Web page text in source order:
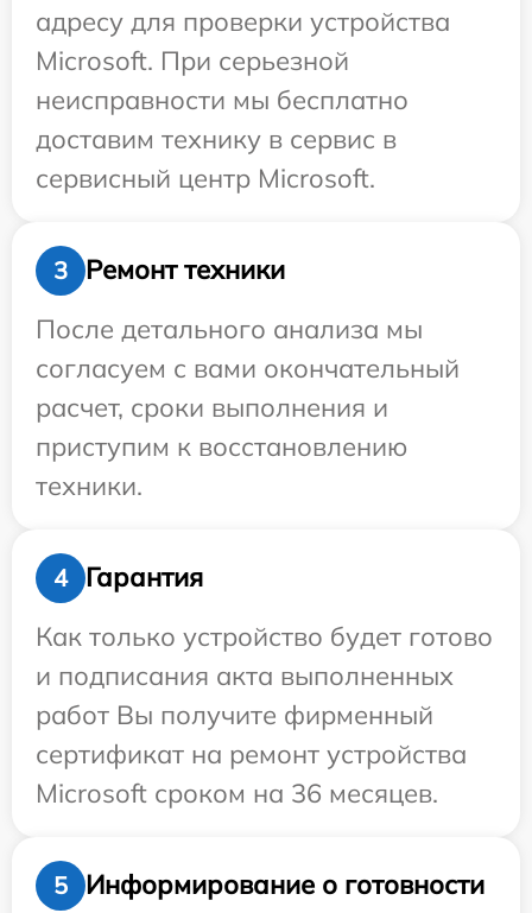
адресу для проверки устройства
Microsoft. При серьезной
неисправности мы бесплатно
доставим технику в сервис в
сервисный центр Microsoft.
3
Ремонт техники
После детального анализа мы
согласуем с вами окончательный
расчет, сроки выполнения и
приступим к восстановлению
техники.
4
Гарантия
Как только устройство будет готово
и подписания акта выполненных
работ Вы получите фирменный
сертификат на ремонт устройства
Microsoft сроком на 36 месяцев.
5
Информирование о готовности